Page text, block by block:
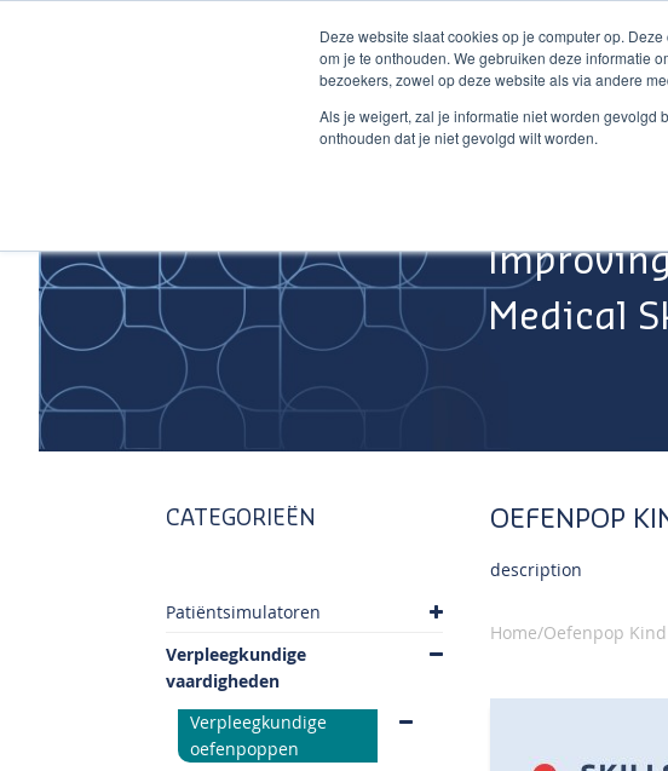
Deze website slaat cookies op je computer op.
om je te onthouden. We gebruiken deze informatie
bezoekers, zowel op deze website als via andere
Als je weigert, zal je informatie niet worden gevolgd
onthouden dat je niet gevolgd wilt worden.
Medical
OEFENPOP
description
Home/Oefenpop Kind
CATEGORIEËN
Patiëntsimulatoren
Verpleegkundige
vaardigheden
Verpleegkundige
oefenpoppen